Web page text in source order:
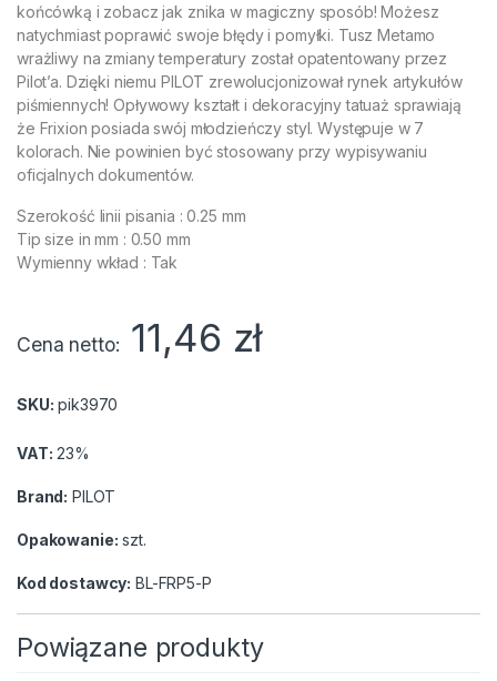
końcówką i zobacz jak znika w magiczny sposób! Możesz
natychmiast poprawić swoje błędy i pomyłki. Tusz Metamo
wrażliwy na zmiany temperatury został opatentowany przez
Pilot’a. Dzięki niemu PILOT zrewolucjonizował rynek artykułów
piśmiennych! Opływowy kształt i dekoracyjny tatuaż sprawiają
że Frixion posiada swój młodzieńczy styl. Występuje w 7
kolorach. Nie powinien być stosowany przy wypisywaniu
oficjalnych dokumentów.
Szerokość linii pisania : 0.25 mm
Tip size in mm : 0.50 mm
Wymienny wkład : Tak
Cena netto 11,46 zł
SKU: pik3970
VAT: 23%
Brand: PILOT
Opakowanie: szt.
Kod dostawcy: BL-FRP5-P
Powiązane produkty